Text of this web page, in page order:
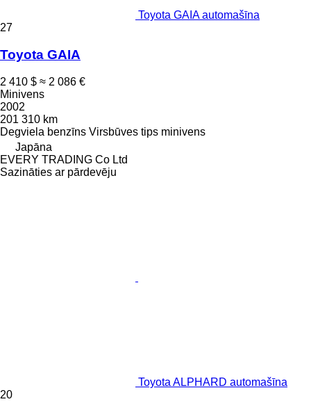
Toyota GAIA automašīna
27
Toyota GAIA
2 410 $ ≈ 2 086 €
Minivens
2002
201 310 km
Degviela benzīns Virsbūves tips minivens
Japāna
EVERY TRADING Co Ltd
Sazināties ar pārdevēju
Toyota ALPHARD automašīna
20